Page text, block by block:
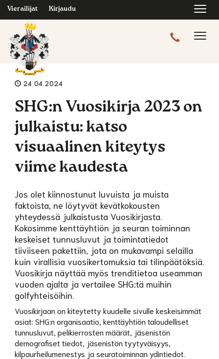
Vierailijat Kirjaudu
24.04.2024
SHG:n Vuosikirja 2023 on
julkaistu: katso
visuaalinen kiteytys
viime kaudesta
Jos olet kiinnostunut luvuista ja muista
faktoista, ne löytyvät kevätkokousten
yhteydessä julkaistusta Vuosikirjasta.
Kokosimme kenttäyhtiön ja seuran toiminnan
keskeiset tunnusluvut ja toimintatiedot
tiiviiseen pakettiin, jota on mukavampi selailla
kuin virallisia vuosikertomuksia tai tilinpäätöksiä.
Vuosikirja näyttää myös trenditietoa useamman
vuoden ajalta ja vertailee SHG:tä muihin
golfyhteisöihin.
Vuosikirjaan on kiteytetty kuudelle sivulle keskeisimmät
asiat: SHG:n organisaatio, kenttäyhtiön taloudelliset
tunnusluvut, pelikierrosten määrät, jäsenistön
demografiset tiedot, jäsenistön tyytyväisyys,
kilpaurheilumenestys ja seuratoiminnan ydintiedot.